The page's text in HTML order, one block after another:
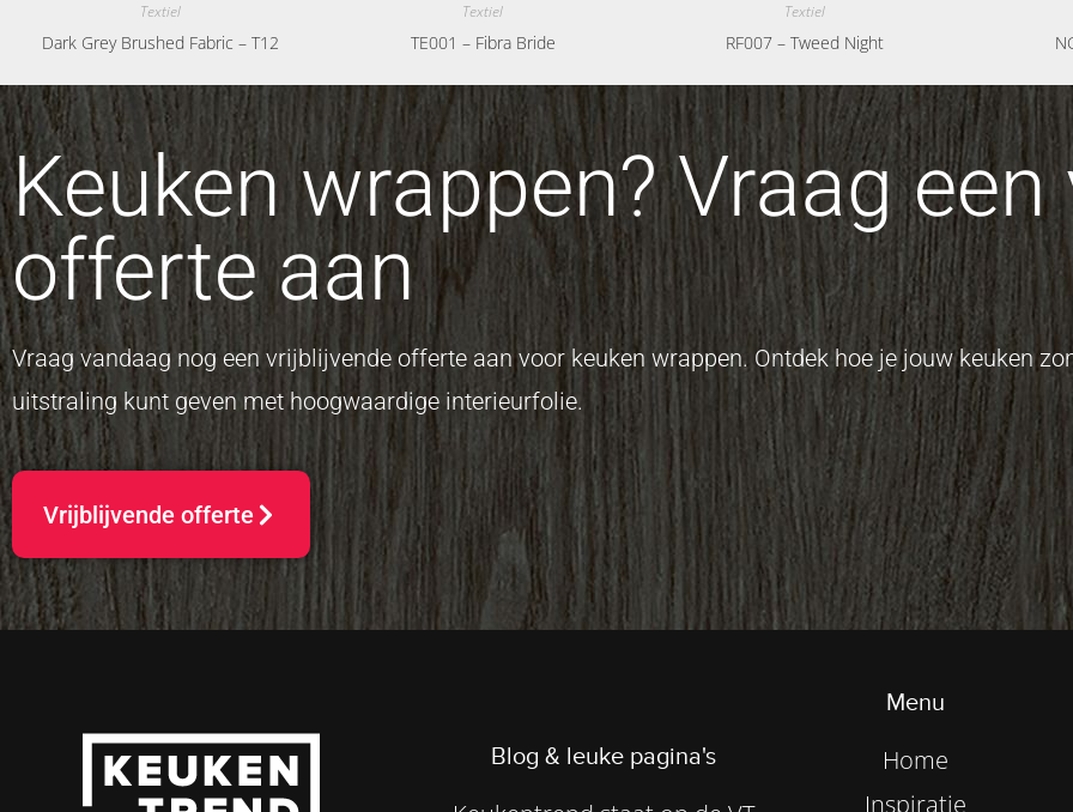
Textiel
Dark Grey Brushed Fabric – T12
Textiel
TE001 – Fibra Bride
Textiel
RF007 – Tweed Night
Keuken wrappen? Vraag
offerte aan
Vraag vandaag nog een vrijblijvende offerte aan voor keuken wrappen. Ontdek hoe je jouw keuken
uitstraling kunt geven met hoogwaardige interieurfolie.
Vrijblijvende offerte
Blog & leuke pagina's
Menu
Home
Inspiratie